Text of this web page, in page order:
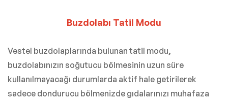
Buzdolabı Tatil Modu
Vestel buzdolaplarında bulunan tatil modu,
buzdolabınızın soğutucu bölmesinin uzun süre
kullanılmayacağı durumlarda aktif hale getirilerek
sadece dondurucu bölmenizde gıdalarınızı muhafaza